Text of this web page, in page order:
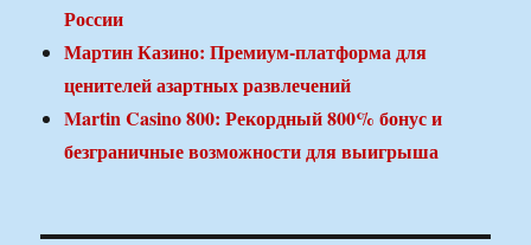
России
Мартин Казино: Премиум-платформа для
ценителей азартных развлечений
Martin Casino 800: Рекордный 800% бонус и
безграничные возможности для выигрыша